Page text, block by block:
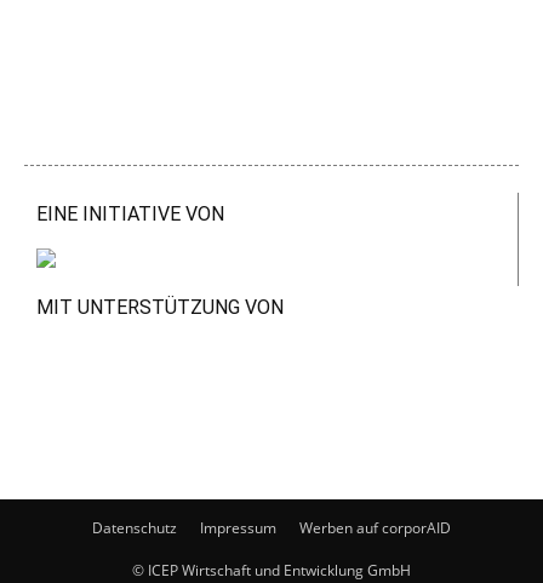
EINE INITIATIVE VON
MIT UNTERSTÜTZUNG VON
Datenschutz Impressum Werben auf corporAID
© ICEP Wirtschaft und Entwicklung GmbH